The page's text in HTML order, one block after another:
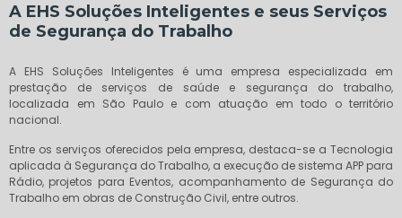
A EHS Soluções Inteligentes e seus Serviços
de Segurança do Trabalho
A EHS Soluções Inteligentes é uma empresa especializada em
prestação de serviços de saúde e segurança do trabalho,
localizada em São Paulo e com atuação em todo o território
nacional.
Entre os serviços oferecidos pela empresa, destaca-se a Tecnologia
aplicada à Segurança do Trabalho, a execução de sistema APP para
Rádio, projetos para Eventos, acompanhamento de Segurança do
Trabalho em obras de Construção Civil, entre outros.